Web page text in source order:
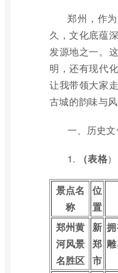
郑州，作
久，文化底蕴
发源地之一。
明，还有现代
让我带领大家
古城的韵味与风
一、历史
1. （表格）
景点名
称
位
置
郑州黄
河风景
名胜区
新
郑
市